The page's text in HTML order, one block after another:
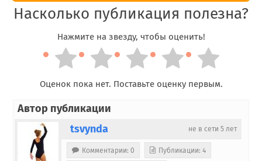
Насколько публикация полезна?
Нажмите на звезду, чтобы оценить!
Оценок пока нет. Поставьте оценку первым.
Автор публикации
не в сети 5 лет
tsvynda
Комментарии: 0 Публикации: 4